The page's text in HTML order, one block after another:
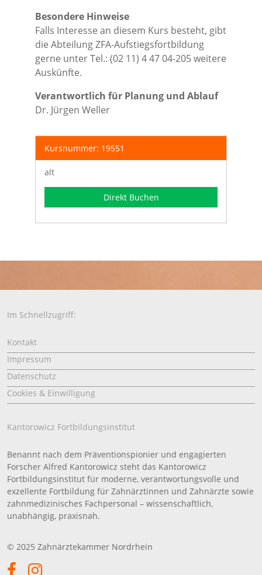
Besondere Hinweise
Falls Interesse an diesem Kurs besteht, gibt
die Abteilung ZFA-Aufstiegsfortbildung
gerne unter Tel.: (02 11) 4 47 04-205 weitere
Auskünfte.
Verantwortlich für Planung und Ablauf
Dr. Jürgen Weller
Kursnummer: 19551
alt
Direkt Buchen
Im Schnellzugriff:
Kontakt
Impressum
Datenschutz
Cookies & Einwilligung
Kantorowicz Fortbildungsinstitut
Benannt nach dem Präventionspionier und engagierten
Forscher Alfred Kantorowicz steht das Kantorowicz
Fortbildungsinstitut für moderne, verantwortungsvolle und
exzellente Fortbildung für Zahnärztinnen und Zahnärzte sowie
zahnmedizinisches Fachpersonal – wissenschaftlich,
unabhängig, praxisnah.
© 2025 Zahnärztekammer Nordrhein